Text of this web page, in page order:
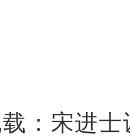
： 宋进士